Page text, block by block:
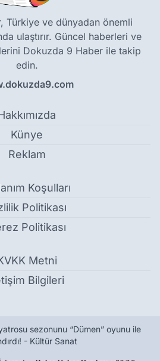
Türkiye ve dünyadan önemli
ulaştırır. Güncel haberleri ve
Dokuzda 9 Haber ile takip
edin.
Künye
Reklam
Koşulları
Politikası
Politikası
Metni
Bilgileri
sezonunu “Dümen” oyunu ile
- Kültür Sanat